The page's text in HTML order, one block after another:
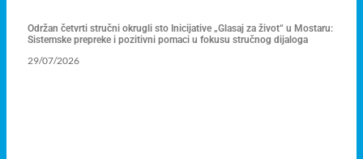
Održan četvrti stručni okrugli sto Inicijative „Glasaj za život“ u Mostaru:
Sistemske prepreke i pozitivni pomaci u fokusu stručnog dijaloga
29/07/2026